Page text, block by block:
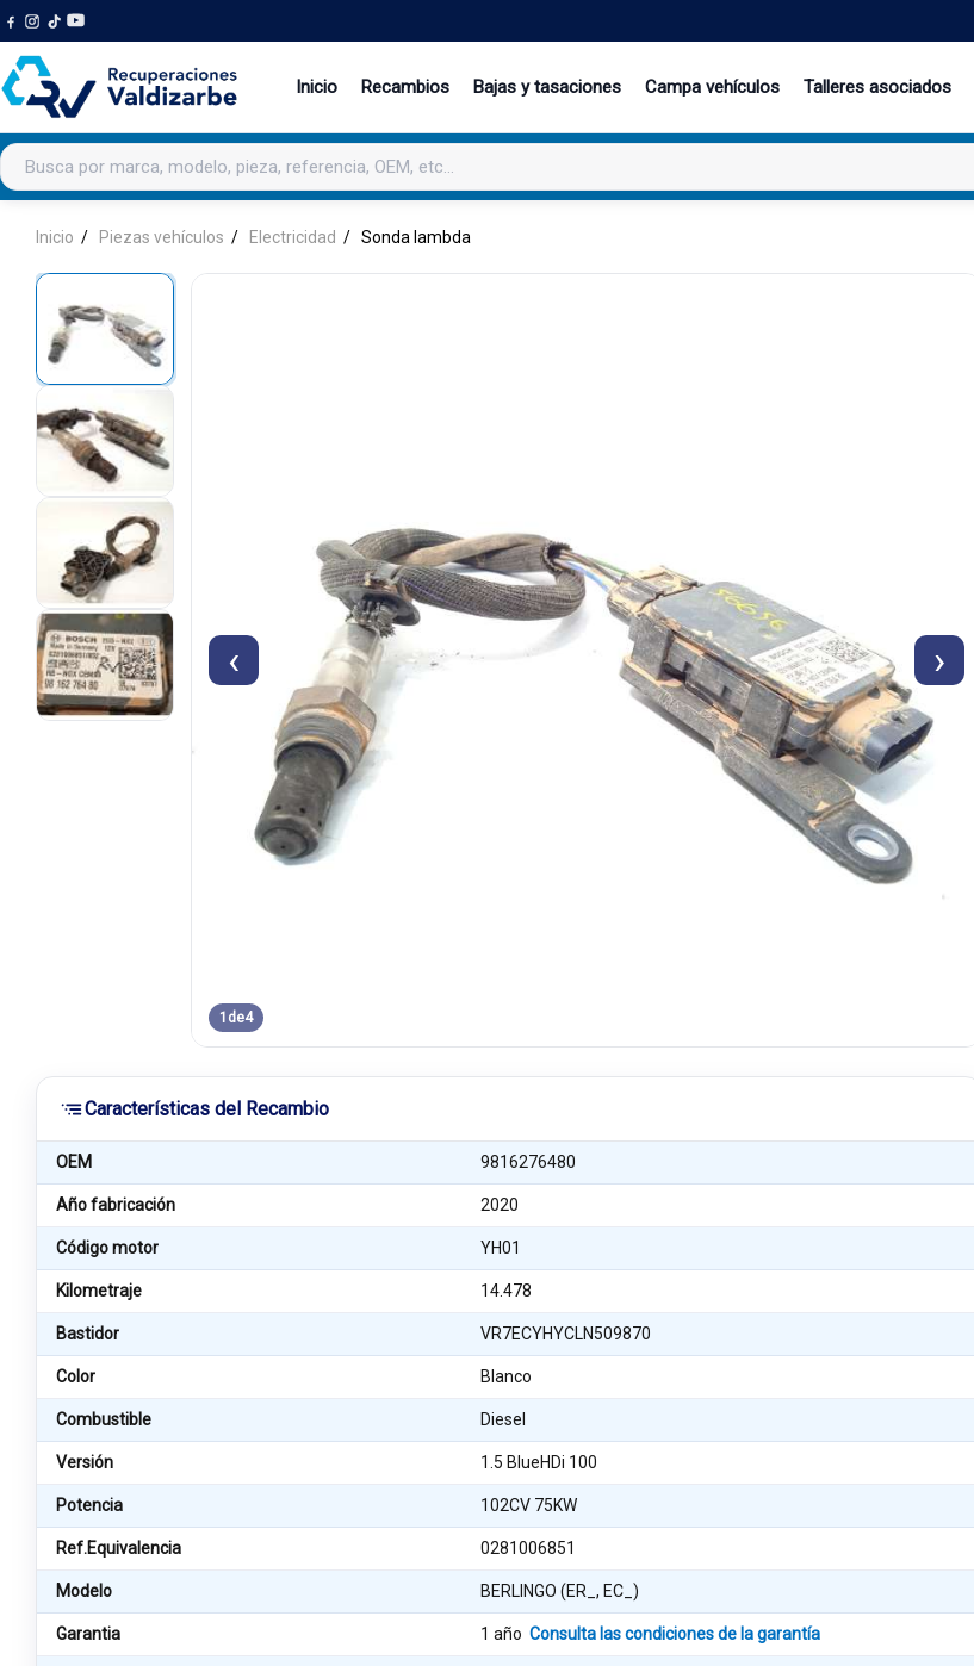
Inicio Recambios Bajas y tasaciones Campa vehículos Talleres asociados
Buscar productos
Inicio Piezas vehículos Electricidad Sonda lambda
‹ ›
1 de4
Características del Recambio
OEM 9816276480
Año fabricación 2020
Código motor YH01
Kilometraje 14.478
Bastidor VR7ECYHYCLN509870
Color Blanco
Combustible Diesel
Versión 1.5 BlueHDi 100
Potencia 102CV 75KW
Ref.Equivalencia 0281006851
Modelo BERLINGO (ER_, EC_)
Garantia 1 añoConsulta las condiciones de la garantía